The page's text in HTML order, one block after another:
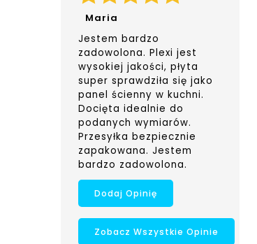
Maria
Jestem bardzo
zadowolona. Plexi jest
wysokiej jakości, płyta
super sprawdziła się jako
panel ścienny w kuchni.
Docięta idealnie do
podanych wymiarów.
Przesyłka bezpiecznie
zapakowana. Jestem
bardzo zadowolona.
Dodaj Opinię
Zobacz Wszystkie Opinie